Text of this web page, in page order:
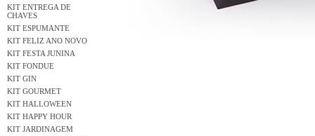
KIT ENTREGA DE
CHAVES
KIT ESPUMANTE
KIT FELIZ ANO NOVO
KIT FESTA JUNINA
KIT FONDUE
KIT GIN
KIT GOURMET
KIT HALLOWEEN
KIT HAPPY HOUR
KIT JARDINAGEM